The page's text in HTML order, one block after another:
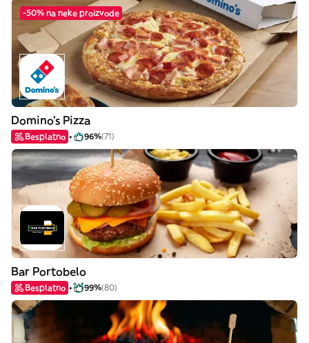
-50% na neke proizvode
Domino's Pizza
Besplatno 96%(71)
Bar Portobelo
Besplatno 99%(80)